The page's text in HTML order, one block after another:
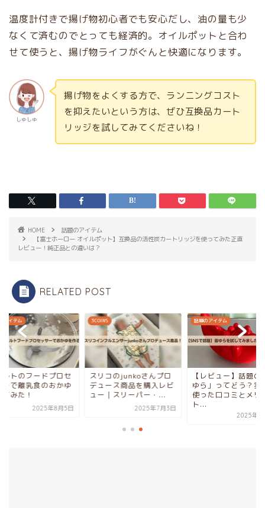
温度計付きで揚げ物初心者でも安心だし、油の量も少
なくて済むのでとっても経済的。オイルポットと合わ
せて使うと、揚げ物ライフがぐんと快適になります。
しゅしゅ
揚げ物をよくする方で、ランニングコスト
を抑えたいという方は、ぜひ互換品カート
リッジを試してみてくださいね！
HOME
話題のアイテム
【富士ホーロー オイルポット】互換品の活性炭カートリッジを使ってみた正直
レビュー！純正品との違いは？
RELATED POST
アイテム
ルトのフードプロセ
ーで離乳食のおかゆ
みた！
2025年8月5日
3COINS
スリコのjunkoさんプロ
デュース商品を購入レビ
ュー｜スリーパー・...
2025年7月3日
話題のアイテム
【レビュー】話題の
ゆら」ってどう？実
使った口コミとメリ
ト...
2025年7